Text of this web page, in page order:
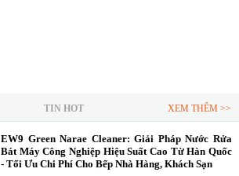
TIN HOT XEM THÊM >>
EW9 Green Narae Cleaner: Giải Pháp Nước Rửa
Bát Máy Công Nghiệp Hiệu Suất Cao Từ Hàn Quốc
- Tối Ưu Chi Phí Cho Bếp Nhà Hàng, Khách Sạn